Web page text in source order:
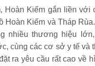
Hoàn Kiếm gắn liền với
Hoàn Kiếm và Tháp
nhiều thương hiệu
cùng các cơ sở y tế và
ra yêu cầu rất cao về